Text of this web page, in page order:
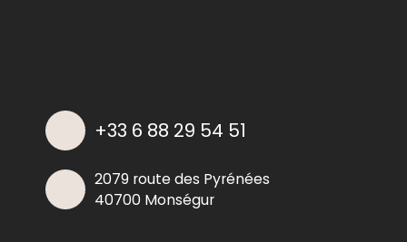
+33 6 88 29 54 51
2079 route des Pyrénées
40700 Monségur